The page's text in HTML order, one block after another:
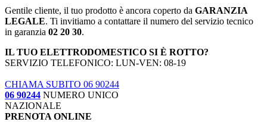
Gentile cliente, il tuo prodotto è ancora coperto da GARANZIA
LEGALE. Ti invitiamo a contattare il numero del servizio tecnico
in garanzia 02 20 30.
IL TUO ELETTRODOMESTICO SI È ROTTO?
SERVIZIO TELEFONICO: LUN-VEN: 08-19
CHIAMA SUBITO 06 90244
06 90244 NUMERO UNICO
NAZIONALE
PRENOTA ONLINE